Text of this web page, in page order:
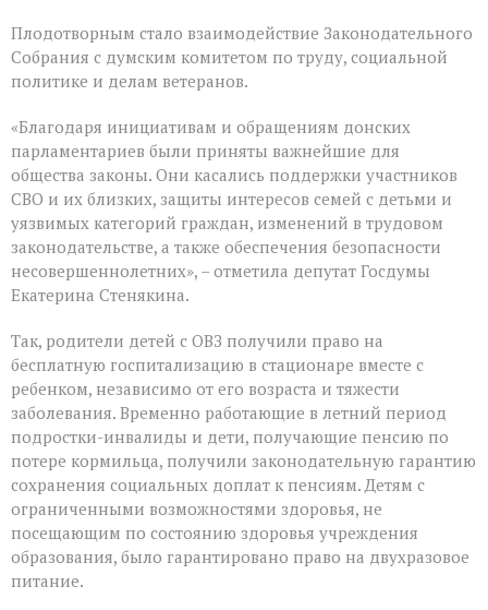
Плодотворным стало взаимодействие Законодательного
Собрания с думским комитетом по труду, социальной
политике и делам ветеранов.
«Благодаря инициативам и обращениям донских
парламентариев были приняты важнейшие для
общества законы. Они касались поддержки участников
СВО и их близких, защиты интересов семей с детьми и
уязвимых категорий граждан, изменений в трудовом
законодательстве, а также обеспечения безопасности
несовершеннолетних», – отметила депутат Госдумы
Екатерина Стенякина.
Так, родители детей с ОВЗ получили право на
бесплатную госпитализацию в стационаре вместе с
ребенком, независимо от его возраста и тяжести
заболевания. Временно работающие в летний период
подростки-инвалиды и дети, получающие пенсию по
потере кормильца, получили законодательную гарантию
сохранения социальных доплат к пенсиям. Детям с
ограниченными возможностями здоровья, не
посещающим по состоянию здоровья учреждения
образования, было гарантировано право на двухразовое
питание.